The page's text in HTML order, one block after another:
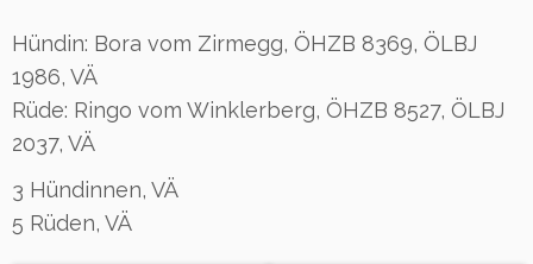
Hündin: Bora vom Zirmegg, ÖHZB 8369, ÖLBJ
1986, VÄ
Rüde: Ringo vom Winklerberg, ÖHZB 8527, ÖLBJ
2037, VÄ
3 Hündinnen, VÄ
5 Rüden, VÄ